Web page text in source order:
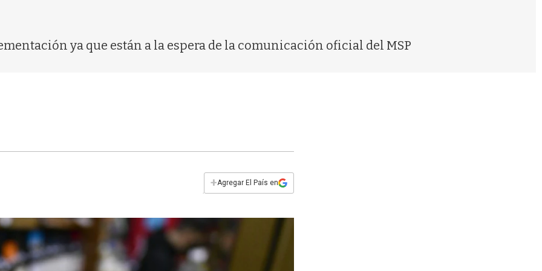
ya que están a la espera de la comunicación oficial del MSP
+Agregar El País en